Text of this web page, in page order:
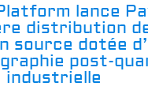
lance
distribution
source dotée
post-
industrielle